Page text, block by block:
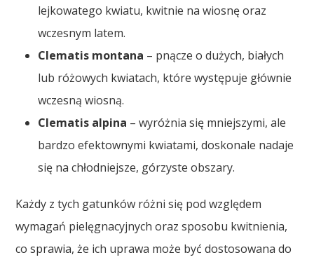
lejkowatego kwiatu, kwitnie na wiosnę oraz
wczesnym latem.
Clematis montana – pnącze o dużych, białych
lub różowych kwiatach, które występuje głównie
wczesną wiosną.
Clematis alpina – wyróżnia się mniejszymi, ale
bardzo efektownymi kwiatami, doskonale nadaje
się na chłodniejsze, górzyste obszary.
Każdy z tych gatunków różni się pod względem
wymagań pielęgnacyjnych oraz sposobu kwitnienia,
co sprawia, że ich uprawa może być dostosowana do